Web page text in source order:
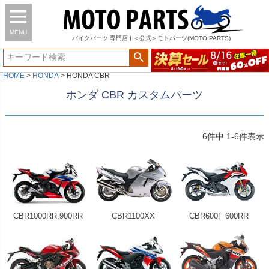
MENU
バイク パーツ 専門店 | ＜公式＞モトパーツ(MOTO PARTS)
HOME HONDA HONDA CBR
ホンダ CBR カスタムパーツ
6件中 1-6件表示
CBR1000RR,900RR CBR1100XX CBR600F 600RR